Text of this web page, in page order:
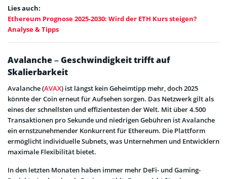
Lies auch:
Ethereum Prognose 2025-2030: Wird der ETH Kurs steigen?
Analyse & Tipps
Avalanche – Geschwindigkeit trifft auf
Skalierbarkeit
Avalanche (AVAX) ist längst kein Geheimtipp mehr, doch 2025
könnte der Coin erneut für Aufsehen sorgen. Das Netzwerk gilt als
eines der schnellsten und effizientesten der Welt. Mit über 4.500
Transaktionen pro Sekunde und niedrigen Gebühren ist Avalanche
ein ernstzunehmender Konkurrent für Ethereum. Die Plattform
ermöglicht individuelle Subnets, was Unternehmen und Entwicklern
maximale Flexibilität bietet.
In den letzten Monaten haben immer mehr DeFi- und Gaming-